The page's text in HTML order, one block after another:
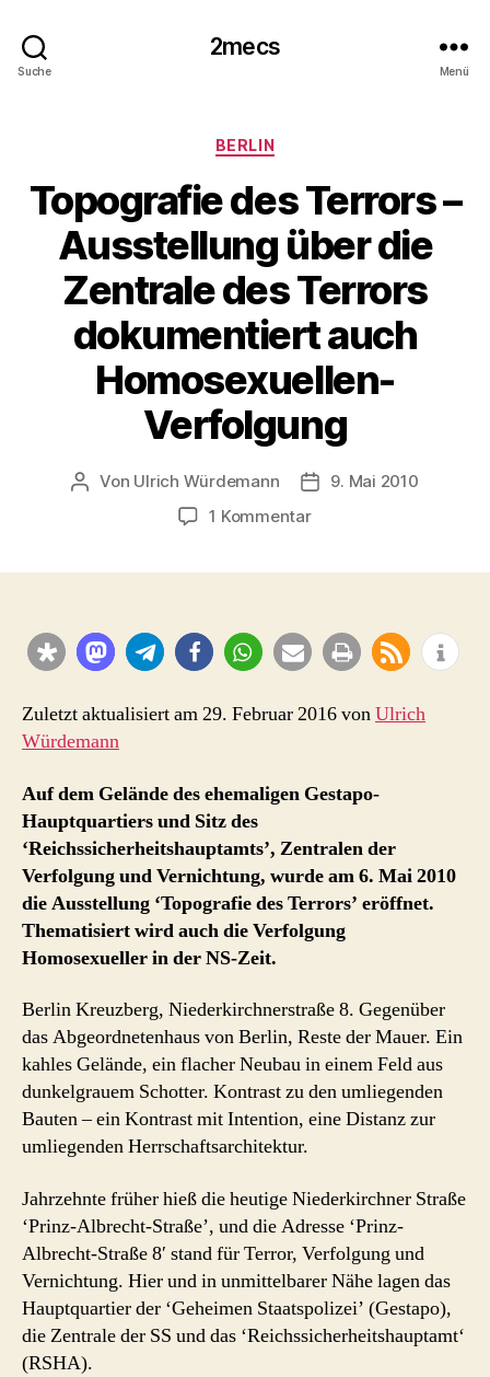
Suche
2mecs
Menü
Kategorien
BERLIN
Topografie des Terrors –
Ausstellung über die
Zentrale des Terrors
dokumentiert auch
Homosexuellen-
Verfolgung
Beitragsautor
Von Ulrich Würdemann Beitragsdatum
9. Mai 2010
1 Kommentarzu
Ausstellung
über
Zentrale
auch
Verfolgung
Zuletzt aktualisiert am 29. Februar 2016 vonUlrich
Würdemann
Auf dem Gelände des ehemaligen Gestapo-
Hauptquartiers und Sitz des
‘Reichssicherheitshauptamts’, Zentralen der
Verfolgung und Vernichtung, wurde am 6. Mai 2010
die Ausstellung ‘Topografie des Terrors’ eröffnet.
Thematisiert wird auch die Verfolgung
Homosexueller in der NS-Zeit.
Berlin Kreuzberg, Niederkirchnerstraße 8. Gegenüber
das Abgeordnetenhaus von Berlin, Reste der Mauer. Ein
kahles Gelände, ein flacher Neubau in einem Feld aus
dunkelgrauem Schotter. Kontrast zu den umliegenden
Bauten – ein Kontrast mit Intention, eine Distanz zur
umliegenden Herrschaftsarchitektur.
Jahrzehnte früher hieß die heutige Niederkirchner Straße
‘Prinz-Albrecht-Straße’, und die Adresse ‘Prinz-
Albrecht-Straße 8′ stand für Terror, Verfolgung und
Vernichtung. Hier und in unmittelbarer Nähe lagen das
Hauptquartier der ‘Geheimen Staatspolizei’ (Gestapo),
die Zentrale der SS und das ‘Reichssicherheitshauptamt‘
(RSHA).